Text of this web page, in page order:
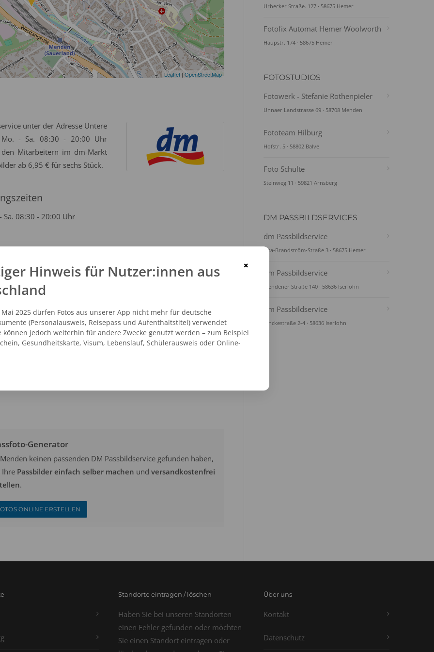
Leaflet | OpenStreetMap
unter der Adresse Untere
- Sa. 08:30 - 20:00 Uhr
Mitarbeitern im dm-Markt
ab 6,95 € für sechs Stück.
Sa. 08:30 - 20:00 Uhr
- 1703644
Generator
keinen passenden DM Passbildservice gefunden haben,
Ihre Passbilder einfach selber machen und versandkostenfrei
.
ONLINE ERSTELLEN
Urbecker Straße. 127 · 58675 Hemer
Fotofix Automat Hemer Woolworth
Haupstr. 174 · 58675 Hemer
FOTOSTUDIOS
Fotowerk - Stefanie Rothenpieler
Unnaer Landstrasse 69 · 58708 Menden
Fototeam Hilburg
Hofstr. 5 · 58802 Balve
Foto Schulte
Steinweg 11 · 59821 Arnsberg
DM PASSBILDSERVICES
dm Passbildservice
Elsa-Brandström-Straße 3 · 58675 Hemer
dm Passbildservice
Mendener Straße 140 · 58636 Iserlohn
dm Passbildservice
Vinckestraße 2-4 · 58636 Iserlohn
Standorte eintragen / löschen
Haben Sie bei unseren Standorten
einen Fehler gefunden oder möchten
Sie einen Standort eintragen oder
Über uns
Kontakt
Datenschutz
×
Hinweis für Nutzer:innen aus
Mai 2025 dürfen Fotos aus unserer App nicht mehr für deutsche
(Personalausweis, Reisepass und Aufenthaltstitel) verwendet
können jedoch weiterhin für andere Zwecke genutzt werden – zum Beispiel
Gesundheitskarte, Visum, Lebenslauf, Schülerausweis oder Online-